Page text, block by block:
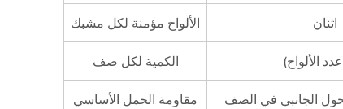
التأريض
القائم
المشبك
4.2
الألواح مؤمنة لكل مشبك اثنان
الكمية لكل صف
مقاومة الحمل الأساسي الجانبي في الصف